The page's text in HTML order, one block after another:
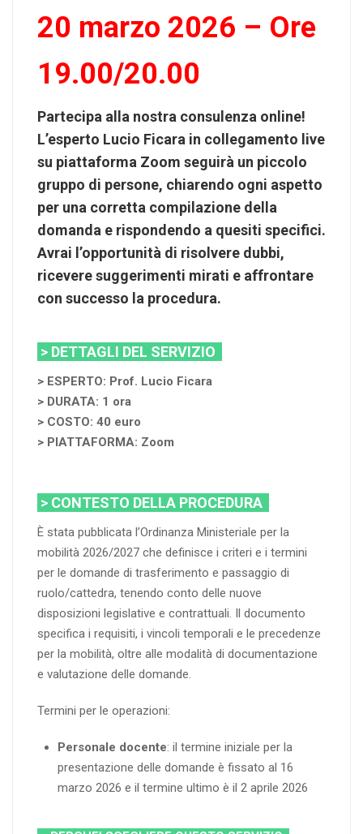
20 marzo 2026 – Ore
19.00/20.00
Partecipa alla nostra consulenza online!
L’esperto Lucio Ficara in collegamento live
su piattaforma Zoom seguirà un piccolo
gruppo di persone, chiarendo ogni aspetto
per una corretta compilazione della
domanda e rispondendo a quesiti specifici.
Avrai l’opportunità di risolvere dubbi,
ricevere suggerimenti mirati e affrontare
con successo la procedura.
> DETTAGLI DEL SERVIZIO
> ESPERTO: Prof. Lucio Ficara
> DURATA: 1 ora
> COSTO: 40 euro
> PIATTAFORMA: Zoom
> CONTESTO DELLA PROCEDURA
È stata pubblicata l’Ordinanza Ministeriale per la
mobilità 2026/2027 che definisce i criteri e i termini
per le domande di trasferimento e passaggio di
ruolo/cattedra, tenendo conto delle nuove
disposizioni legislative e contrattuali. Il documento
specifica i requisiti, i vincoli temporali e le precedenze
per la mobilità, oltre alle modalità di documentazione
e valutazione delle domande.
Termini per le operazioni:
Personale docente: il termine iniziale per la
presentazione delle domande è fissato al 16
marzo 2026 e il termine ultimo è il 2 aprile 2026